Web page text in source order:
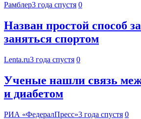
Рамблер3 года спустя 0
Назван простой способ
заняться спортом
Lenta.ru3 года спустя 0
Ученые нашли связь
и диабетом
РИА «ФедералПресс»3 года спустя 0